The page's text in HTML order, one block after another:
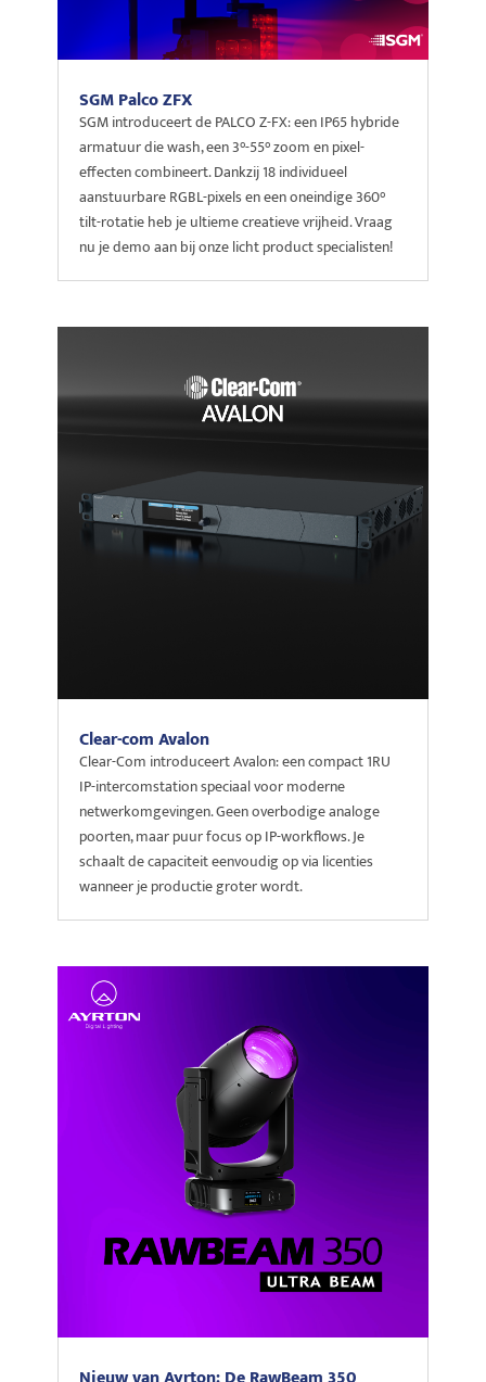
SGM Palco ZFX
SGM introduceert de PALCO Z-FX: een IP65 hybride
armatuur die wash, een 3°-55° zoom en pixel-
effecten combineert. Dankzij 18 individueel
aanstuurbare RGBL-pixels en een oneindige 360°
tilt-rotatie heb je ultieme creatieve vrijheid. Vraag
nu je demo aan bij onze licht product specialisten!
Clear-com Avalon
Clear-Com introduceert Avalon: een compact 1RU
IP-intercomstation speciaal voor moderne
netwerkomgevingen. Geen overbodige analoge
poorten, maar puur focus op IP-workflows. Je
schaalt de capaciteit eenvoudig op via licenties
wanneer je productie groter wordt.